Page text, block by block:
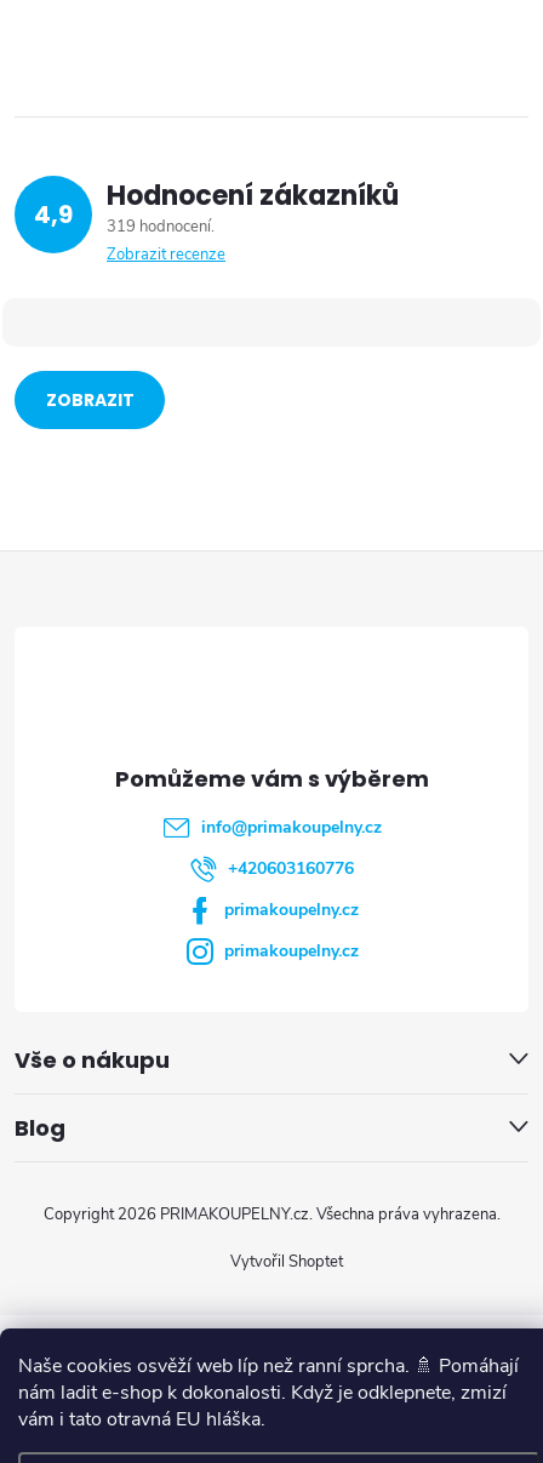
Naše cookies osvěží web líp než ranní sprcha. 🚿 Pomáhají
nám ladit e-shop k dokonalosti. Když je odklepnete, zmizí
vám i tato otravná EU hláška.
4,9 Hodnocení zákazníků
319 hodnocení
Zobrazit recenze
ZOBRAZIT
info@primakoupelny.cz
+420603160776
primakoupelny.cz
primakoupelny.cz
Vše o nákupu
Blog
Vytvořil Shoptet
Copyright 2026 PRIMAKOUPELNY.cz. Všechna práva vyhrazena.